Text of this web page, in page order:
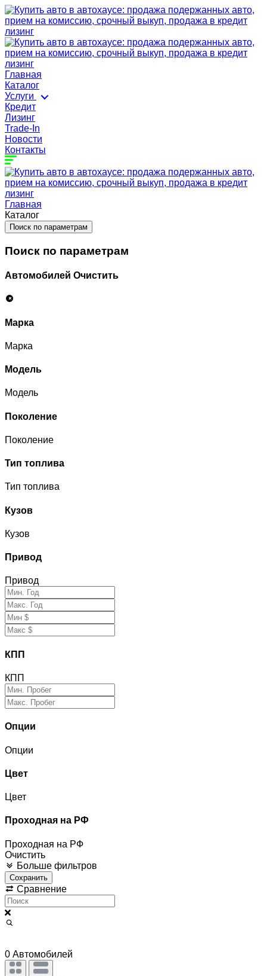
Главная
Каталог
Услуги
Кредит
Лизинг
Trade-In
Новости
Контакты
Главная
Каталог
Поиск по параметрам
Поиск по параметрам
Автомобилей Очистить
Марка
Марка
Модель
Модель
Поколение
Поколение
Тип топлива
Тип топлива
Кузов
Кузов
Привод
Привод
КПП
КПП
Опции
Опции
Цвет
Цвет
Проходная на РФ
Проходная на РФ
Очистить
Больше фильтров
Сохранить
Сравнение
0 Автомобилей